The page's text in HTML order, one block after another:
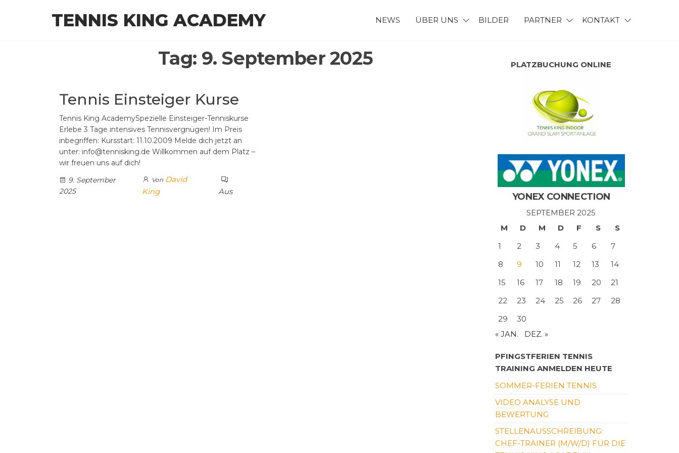
TENNIS KING ACADEMY NEWS ÜBER UNS BILDER PARTNER KONTAKT
Tag: 9. September 2025
Tennis Einsteiger Kurse
Tennis King AcademySpezielle Einsteiger-Tenniskurse
Erlebe 3 Tage intensives Tennisvergnügen! Im Preis
inbegriffen: Kursstart: 11.10.2009 Melde dich jetzt an
unter: info@tennisking.de Willkommen auf dem Platz –
wir freuen uns auf dich!
9. September
2025
Von David
King
Aus
PLATZBUCHUNG ONLINE
YONEX CONNECTION
SEPTEMBER 2025
M
D M D F S
S
1
2 3 4 5 6
7
8
9 10 11 12 13
14
15
16 17 18 19 20
21
22
23 24 25 26 27
28
29
30
« JAN.
DEZ. »
PFINGSTFERIEN TENNIS
TRAINING ANMELDEN HEUTE
SOMMER-FERIEN TENNIS
VIDEO ANALYSE UND
BEWERTUNG
STELLENAUSSCHREIBUNG:
CHEF-TRAINER (M/W/D) FÜR DIE